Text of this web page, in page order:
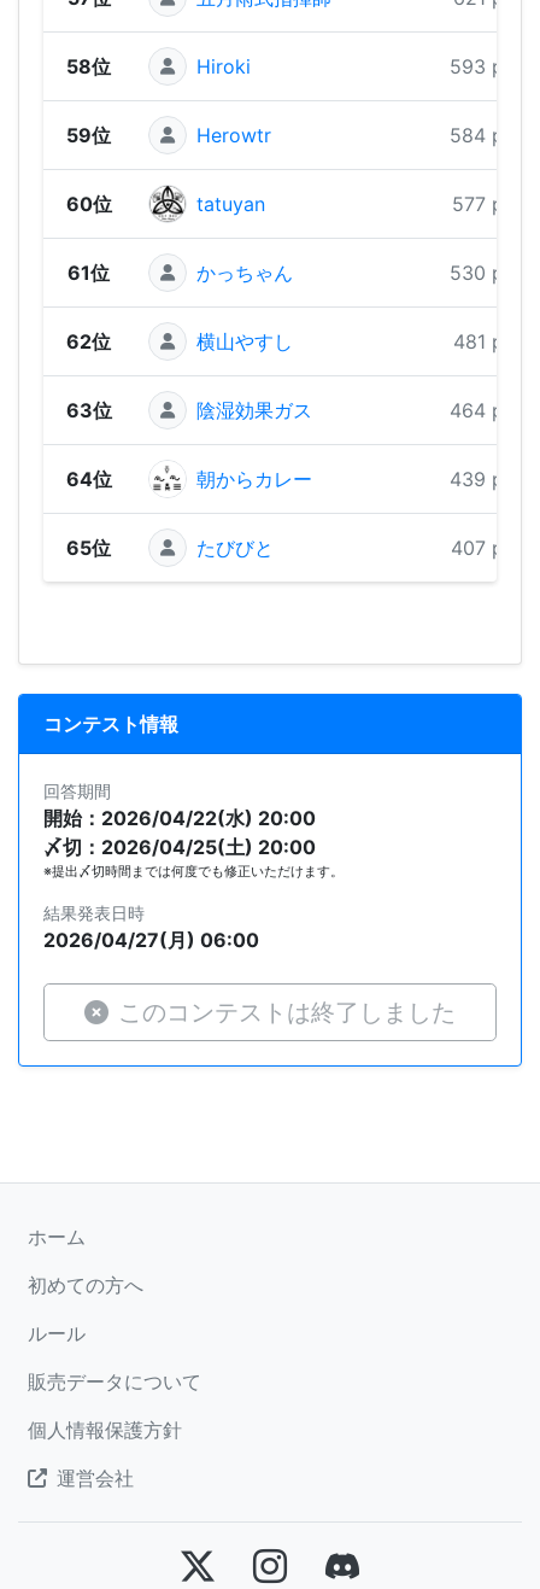
58位 Hiroki 593 pts
59位 Herowtr 584 pts
60位 tatuyan 577 pts
61位 かっちゃん 530 pts
62位 横山やすし 481 pts
63位 陰湿効果ガス 464 pts
64位 朝からカレー 439 pts
65位 たびびと 407 pts
コンテスト情報
回答期間
開始：2026/04/22(水) 20:00
〆切：2026/04/25(土) 20:00
※提出〆切時間までは何度でも修正いただけます。
結果発表日時
2026/04/27(月) 06:00
このコンテストは終了しました
ホーム
初めての方へ
ルール
販売データについて
個人情報保護方針
運営会社